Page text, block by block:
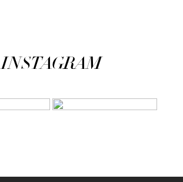
INSTAGRAM